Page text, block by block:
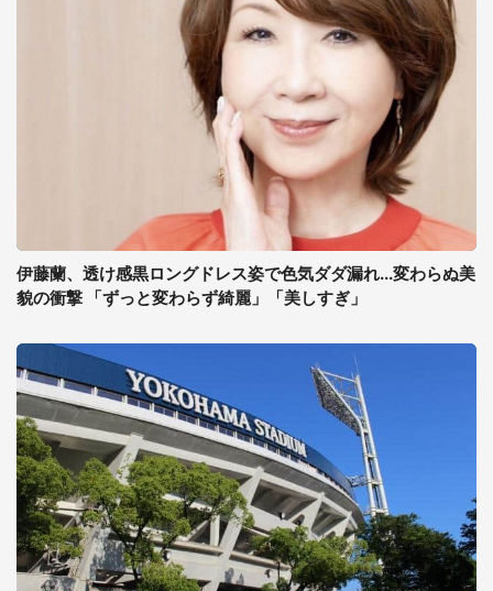
伊藤蘭、透け感黒ロングドレス姿で色気ダダ漏れ...変わらぬ美
貌の衝撃 「ずっと変わらず綺麗」「美しすぎ」